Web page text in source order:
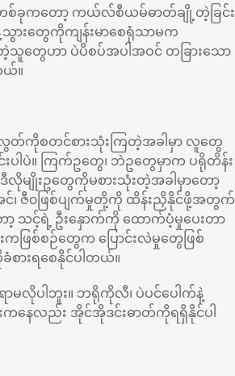
တစ်ခုကတော့ ကယ်လ်စီယမ်ဓာတ်ချို့တဲ့ခြင်း
ားတွေကိုကျန်းမာစေရုံသာမက
သူတွေဟာ ပဲပိစပ်အပါအဝင် တခြားသော
ယ်။
တ်လွတ်ကိုစတင်စားသုံးကြတဲ့အခါမှာ လူတွေ
ပါပဲ။ ကြက်ဥတွေ၊ ဘဲဥတွေမှာက ပရိုတိန်း
ဒီလိုမျိုးဥတွေကိုမစားသုံးတဲ့အခါမှာတော့
င်၊ ဇီ၀ဖြစ်ပျက်မှုတို့ကို ထိန်းညှိနိုင်ဖို့အတွက်
ော့ သင့်ရဲ့ ဦးနှောက်ကို ထောက်ပံ့မှုပေးတာ
ဖြစ်စဉ်တွေက ပြောင်းလဲမှုတွေဖြစ်
ားရစေနိုင်ပါတယ်။
လိုပါဘူး။ ဘရိုကိုလီ၊ ပဲပင်ပေါက်နဲ့
ကနေလည်း အိုင်အိုဒင်းဓာတ်ကိုရရှိနိုင်ပါ